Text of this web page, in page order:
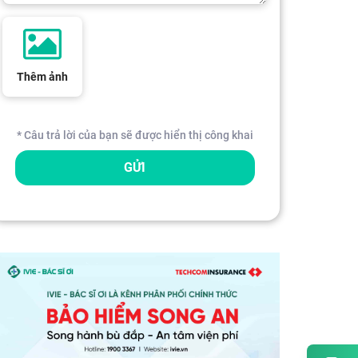
Thêm ảnh
* Câu trả lời của bạn sẽ được hiển thị công khai
GỬI